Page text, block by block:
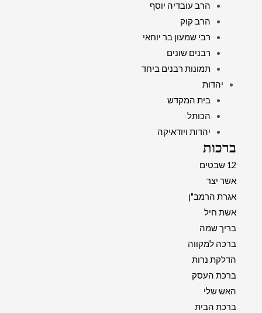
הרב עובדיה יוסף
הרב קוק
רבי שמעון בר יוחאי
רבנים שונים
תמונות רבנים ביחד
יהדות
בית המקדש
הכותל
יהדות ויודאיקה
ברכות
12 שבטים
אשר יצר
אגרת הרמב"ן
אשת חיל
בריך שמה
ברכה למקווה
הדלקת נרות
ברכת העסק
האש שלי
ברכת הבית